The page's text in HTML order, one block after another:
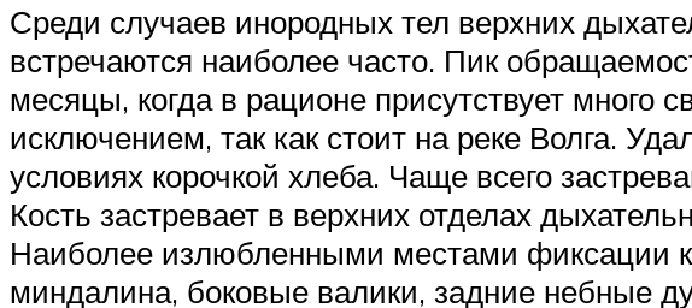
Среди случаев инородных тел верхних
встречаются наиболее часто. Пик
месяцы, когда в рационе присутствует
исключением, так как стоит на реке Волга.
условиях корочкой хлеба. Чаще всего
Кость застревает в верхних отделах
Наиболее излюбленными местами фиксации
миндалина, боковые валики, задние небные